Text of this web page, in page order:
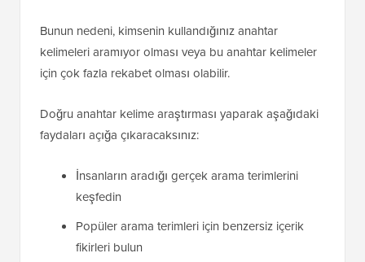
Bunun nedeni, kimsenin kullandığınız anahtar
kelimeleri aramıyor olması veya bu anahtar kelimeler
için çok fazla rekabet olması olabilir.
Doğru anahtar kelime araştırması yaparak aşağıdaki
faydaları açığa çıkaracaksınız:
İnsanların aradığı gerçek arama terimlerini
keşfedin
Popüler arama terimleri için benzersiz içerik
fikirleri bulun